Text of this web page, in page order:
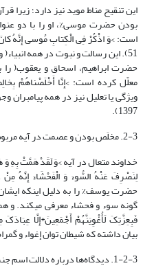
این تنقیح مناط موید نیز دارد؛
بودن حضرت موسی%، او را با دو
است: >وَ اذْکُرْ فِی الْکِتابِ مُوسى‌ إِنَّهُ
51). این رسالت و نبوت در همه
حضرت ابراهیم، اسحاق و یعقوب( را
ویژگی یا تعلیل نیز در همه پیامبران
1397).
2-3. مخلَص بودن و عصمت در آیه مربوط به حضرت یوسف%
خداوند متعال در آیه >وَ لَقَدْ هَمَّتْ بِهِ وَ
حضرت یوسف% را به دلیل اینکه
گونه سوء و فحشاء معرفی می­کند. و
بیان داشته که شیطان توان إغواء و
1-2-3. دیدگاه‌ها درباره دلالت اسم جنس محلّی به الف و لام بر عموم